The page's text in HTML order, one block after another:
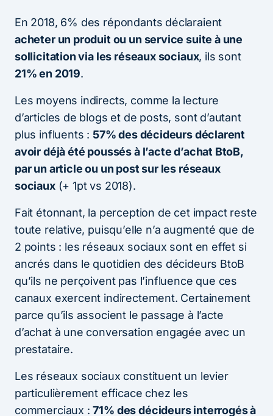
En 2018, 6% des répondants déclaraient
acheter un produit ou un service suite à une
sollicitation via les réseaux sociaux, ils sont
21% en 2019.
Les moyens indirects, comme la lecture
d’articles de blogs et de posts, sont d’autant
plus influents : 57% des décideurs déclarent
avoir déjà été poussés à l’acte d’achat BtoB,
par un article ou un post sur les réseaux
sociaux(+ 1pt vs 2018).
Fait étonnant, la perception de cet impact reste
toute relative, puisqu’elle n’a augmenté que de
2 points : les réseaux sociaux sont en effet si
ancrés dans le quotidien des décideurs BtoB
qu’ils ne perçoivent pas l’influence que ces
canaux exercent indirectement. Certainement
parce qu’ils associent le passage à l’acte
d’achat à une conversation engagée avec un
prestataire.
Les réseaux sociaux constituent un levier
particulièrement efficace chez les
commerciaux :71% des décideurs interrogés à